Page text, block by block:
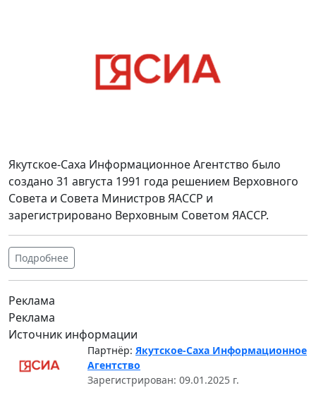
Якутское-Саха Информационное Агентство было
создано 31 августа 1991 года решением Верховного
Совета и Совета Министров ЯАССР и
зарегистрировано Верховным Советом ЯАССР.
Подробнее
Реклама
Реклама
Источник информации
Партнёр: Якутское-Саха Информационное
Агентство
Зарегистрирован: 09.01.2025 г.